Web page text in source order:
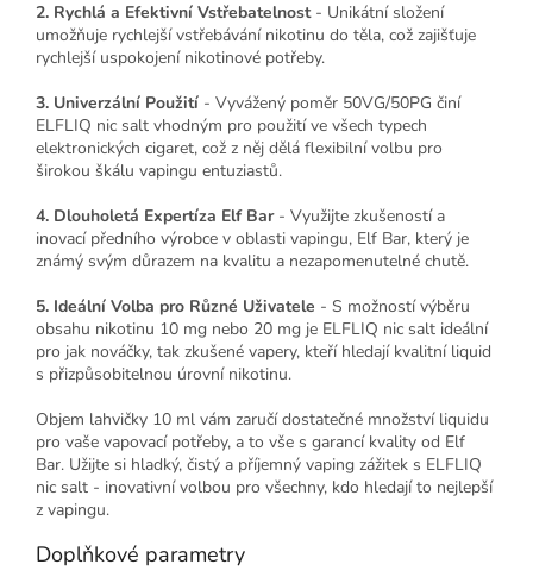
2. Rychlá a Efektivní Vstřebatelnost- Unikátní složení
umožňuje rychlejší vstřebávání nikotinu do těla, což zajišťuje
rychlejší uspokojení nikotinové potřeby.
3. Univerzální Použití - Vyvážený poměr 50VG/50PG činí
ELFLIQ nic salt vhodným pro použití ve všech typech
elektronických cigaret, což z něj dělá flexibilní volbu pro
širokou škálu vapingu entuziastů.
4. Dlouholetá Expertíza Elf Bar- Využijte zkušeností a
inovací předního výrobce v oblasti vapingu, Elf Bar, který je
známý svým důrazem na kvalitu a nezapomenutelné chutě.
5. Ideální Volba pro Různé Uživatele - S možností výběru
obsahu nikotinu 10 mg nebo 20 mg je ELFLIQ nic salt ideální
pro jak nováčky, tak zkušené vapery, kteří hledají kvalitní liquid
s přizpůsobitelnou úrovní nikotinu.
Objem lahvičky 10 ml vám zaručí dostatečné množství liquidu
pro vaše vapovací potřeby, a to vše s garancí kvality od Elf
Bar. Užijte si hladký, čistý a příjemný vaping zážitek s ELFLIQ
nic salt - inovativní volbou pro všechny, kdo hledají to nejlepší
z vapingu.
Doplňkové parametry